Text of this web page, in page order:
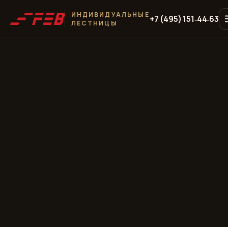
ИНДИВИДУАЛЬНЫЕ
ЛЕСТНИЦЫ
+7 (495) 151‑44‑63